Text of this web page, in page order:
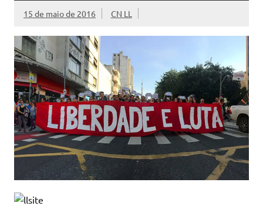
15 de maio de 2016 CN LL